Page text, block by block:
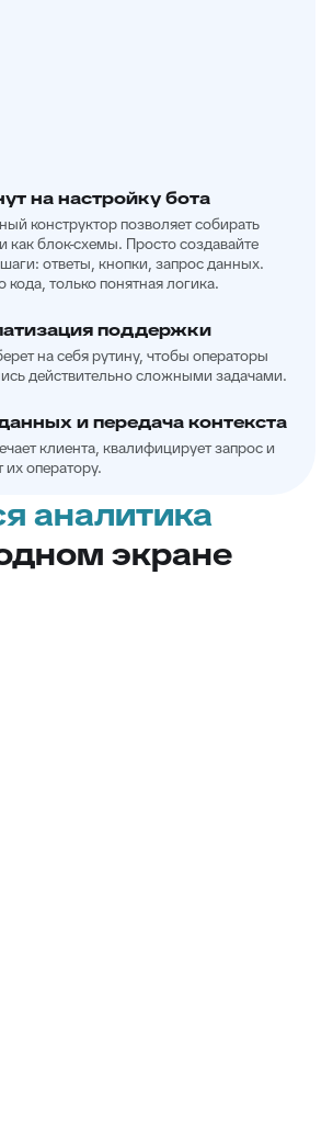
на настройку бота
конструктор позволяет собирать
как блок-схемы. Просто создавайте
ответы, кнопки, запрос данных.
кода, только понятная логика.
поддержки
на себя рутину, чтобы операторы
действительно сложными задачами.
и передача контекста
клиента, квалифицирует запрос и
их оператору.
аналитика
экране